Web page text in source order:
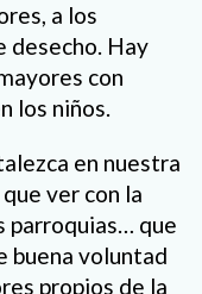
a los
desecho. Hay
con
los niños.
en nuestra
ver con la
parroquias… que
buena voluntad
propios de la